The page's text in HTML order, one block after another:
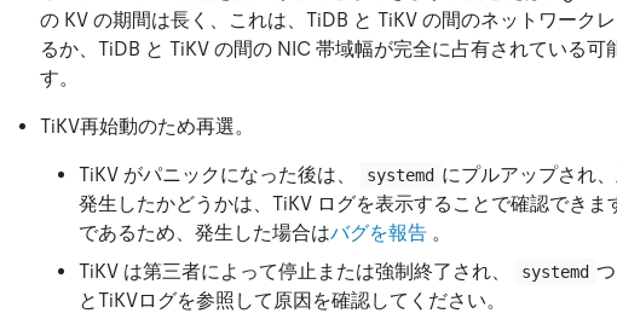
の KV の期間は長く、これは、TiDB と TiKV の間のネットワーク
るか、TiDB と TiKV の間の NIC 帯域幅が完全に占有されている可
す。
TiKV再始動のため再選。
TiKV がパニックになった後は、 systemd にプルアップされ
発生したかどうかは、TiKV ログを表示することで確認でき
であるため、発生した場合はバグを報告 。
TiKV は第三者によって停止または強制終了され、
systemd
とTiKVログを参照して原因を確認してください。